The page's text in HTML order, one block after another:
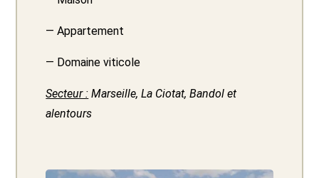
— Appartement
— Domaine viticole
Secteur : Marseille, La Ciotat, Bandol et
alentours